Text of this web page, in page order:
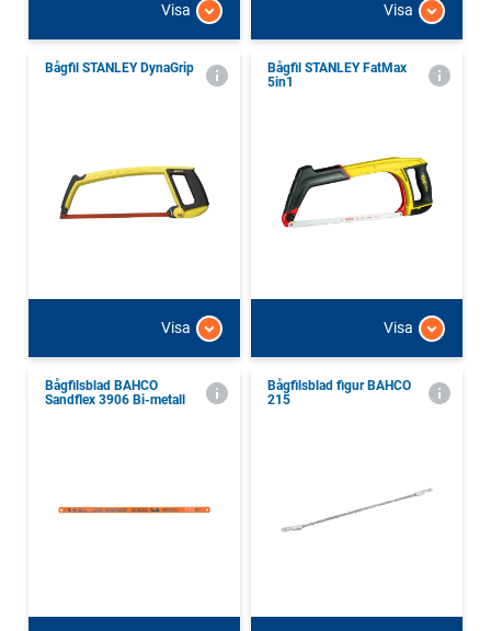
Visa Visa
Bågfil STANLEY DynaGrip
Visa
Bågfil STANLEY FatMax
5in1
Visa
Bågfilsblad BAHCO
Sandflex 3906 Bi-metall
Bågfilsblad figur BAHCO
215